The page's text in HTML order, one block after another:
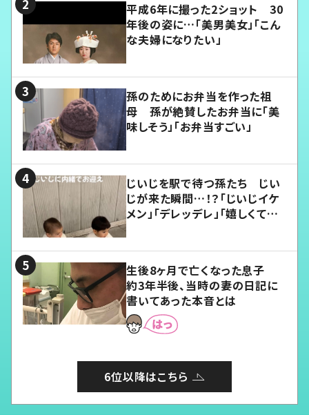
平成6年に撮った2ショット 30
年後の姿に…「美男美女」「こん
な夫婦になりたい」
孫のためにお弁当を作った祖
母 孫が絶賛したお弁当に「美
味しそう」「お弁当すごい」
じいじを駅で待つ孫たち じい
じが来た瞬間…！？「じいじイケ
メン」「デレッデレ」「嬉しくて可
生後8ヶ月で亡くなった息子
約3年半後、当時の妻の日記に
書いてあった本音とは
6位以降はこちら